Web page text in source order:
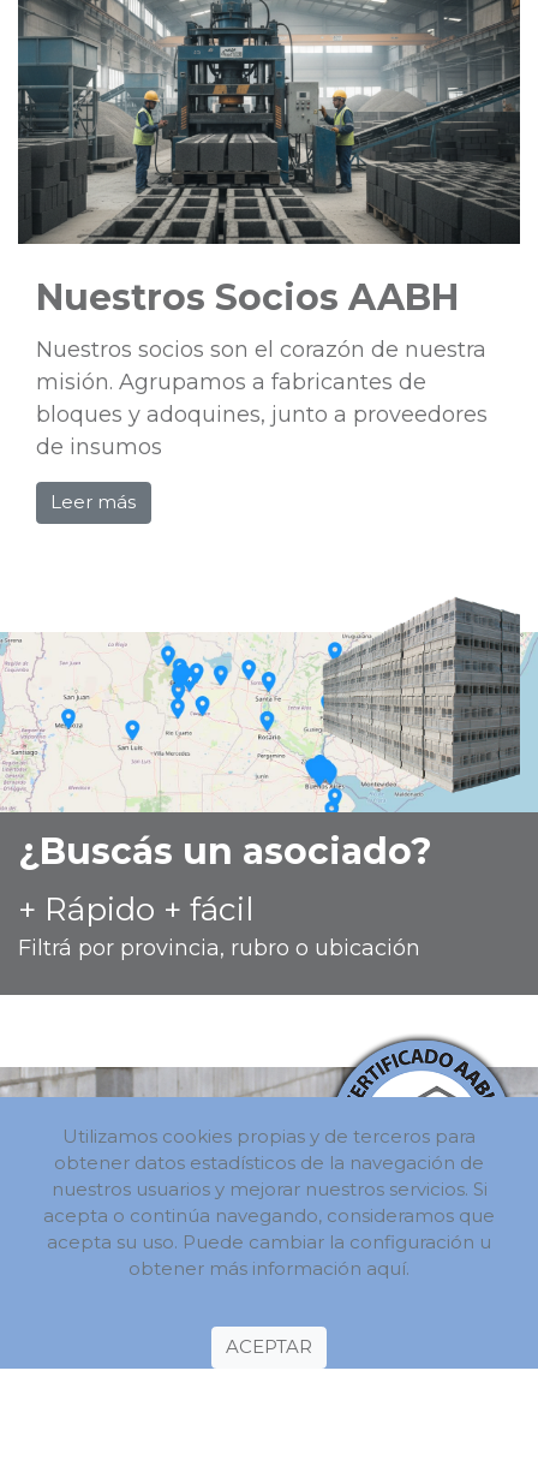
Nuestros Socios AABH
Nuestros socios son el corazón de nuestra
misión. Agrupamos a fabricantes de
bloques y adoquines, junto a proveedores
de insumos
Leer más
¿Buscás un asociado?
+ Rápido + fácil
Filtrá por provincia, rubro o ubicación
Listado de Certificados de
Publicamos el Listado de Certificados de
Calidad de los Productos de nuestros Socios.
Utilizamos cookies propias y de terceros para
obtener datos estadísticos de la navegación de
nuestros usuarios y mejorar nuestros servicios. Si
acepta o continúa navegando, consideramos que
acepta su uso. Puede cambiar la configuración u
obtener más información aquí.
ACEPTAR